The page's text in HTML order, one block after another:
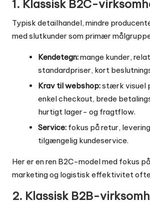
1. Klassisk B2C-
Typisk detailhandel, mindre
med slutkunder som primær
Kendetegn:mange kunder,
standardpriser, kort
Krav til webshop:stærk visuel
enkel checkout, brede
hurtigt lager- og fragtflow.
Service: fokus på retur,
tilgængelig kundeservice.
Her er en ren B2C-model med fokus
marketing og logistisk effektivitet
2. Klassisk B2B-